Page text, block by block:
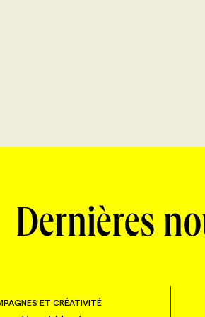
Dernières
ET CRÉATIVITÉ